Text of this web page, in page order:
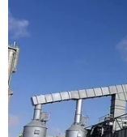
Mexico triển
bảo vệ các vùng
07/08/2026 00:09